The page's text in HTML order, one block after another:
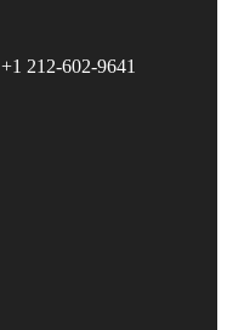
+1 212-602-9641